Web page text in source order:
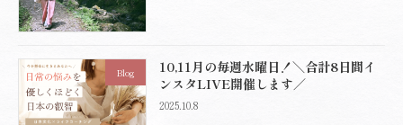
Blog
10,11月の毎週水曜日！＼合計8日間イ
ンスタLIVE開催します／
2025.10.8